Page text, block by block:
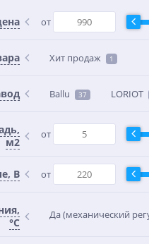
от
Хит продаж 1
Ballu 37 LORIOT
м2
от
В от
°C
Да (механический